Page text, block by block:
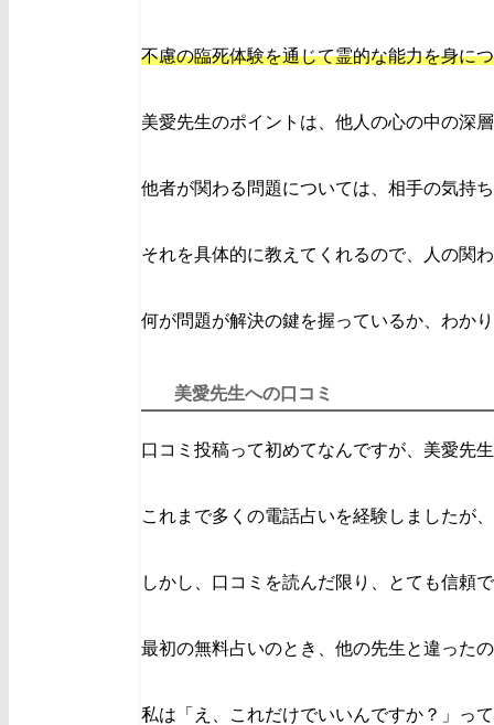
不慮の臨死体験を通じて霊的な能力を身に
美愛先生のポイントは、他人の心の中の深
他者が関わる問題については、相手の気持
それを具体的に教えてくれるので、人の関
何が問題が解決の鍵を握っているか、わか
美愛先生への口コミ
口コミ投稿って初めてなんですが、美愛先
これまで多くの電話占いを経験しましたが
しかし、口コミを読んだ限り、とても信頼
最初の無料占いのとき、他の先生と違った
私は「え、これだけでいいんですか？」っ